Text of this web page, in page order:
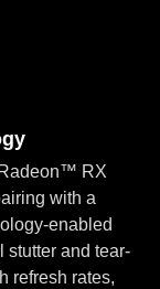
RX
with a
enabled
stutter and tear-
refresh rates,